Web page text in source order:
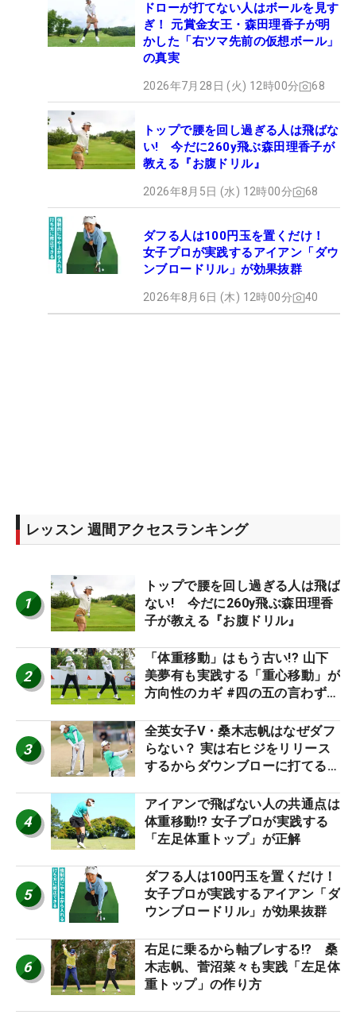
ドローが打てない人はボールを見す
ぎ！ 元賞金女王・森田理香子が明
かした「右ツマ先前の仮想ボール」
の真実
2026年7月28日 (火) 12時00分 68
トップで腰を回し過ぎる人は飛ばな
い! 今だに260y飛ぶ森田理香子が
教える『お腹ドリル』
2026年8月5日 (水) 12時00分 68
ダフる人は100円玉を置くだけ！
女子プロが実践するアイアン「ダウ
ンブロードリル」が効果抜群
2026年8月6日 (木) 12時00分 40
レッスン 週間アクセスランキング
1
トップで腰を回し過ぎる人は飛ば
ない! 今だに260y飛ぶ森田理香
子が教える『お腹ドリル』
2
「体重移動」はもう古い!? 山下
美夢有も実践する「重心移動」が
方向性のカギ #四の五の言わず振
3
全英女子V・桑木志帆はなぜダフ
らない？ 実は右ヒジをリリース
するからダウンブローに打てる #
4
アイアンで飛ばない人の共通点は
体重移動!? 女子プロが実践する
「左足体重トップ」が正解
5
ダフる人は100円玉を置くだけ！
女子プロが実践するアイアン「ダ
ウンブロードリル」が効果抜群
6
右足に乗るから軸ブレする!? 桑
木志帆、菅沼菜々も実践「左足体
重トップ」の作り方